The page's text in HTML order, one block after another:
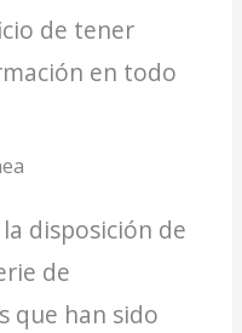
de tener
en todo
disposición de
de
que han sido